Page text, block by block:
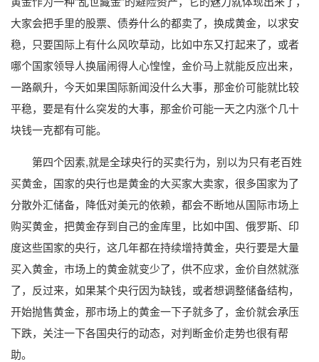
大家会把手里的股票、债券什么的都卖了，换成黄金，以求安
稳，只要国际上有什么风吹草动，比如中东又打起来了，或者
哪个国家领导人换届闹得人心惶惶，金价马上就能反应出来，
一路飙升，今天如果国际新闻没什么大事，那金价可能就比较
平稳，要是有什么突发的大事，那金价可能一天之内涨个几十
块钱一克都有可能。
第四个因素,就是全球央行的买卖行为，别以为只有老百姓
买黄金，国家的央行也是黄金的大买家大卖家，很多国家为了
分散外汇储备，降低对美元的依赖，都会不断地从国际市场上
购买黄金，把黄金存到自己的金库里，比如中国、俄罗斯、印
度这些国家的央行，这几年都在持续增持黄金，央行要是大量
买入黄金，市场上的黄金就变少了，供不应求，金价自然就涨
了，反过来，如果某个央行因为缺钱，或者想调整储备结构，
开始抛售黄金，那市场上的黄金一下子就多了，金价就会承压
下跌，关注一下各国央行的动态，对判断金价走势也很有帮
助。